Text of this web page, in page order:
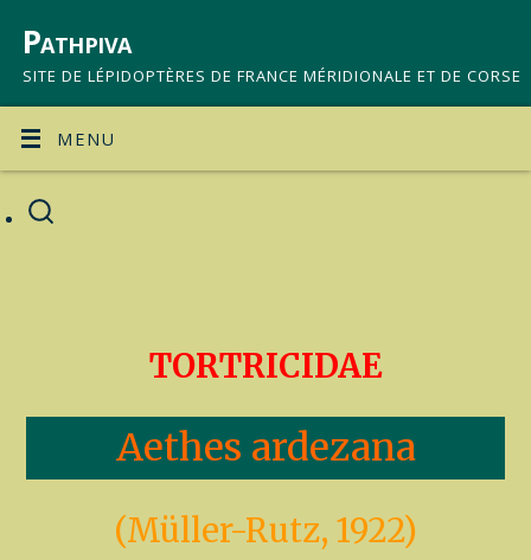
Pathpiva
SITE DE LÉPIDOPTÈRES DE FRANCE MÉRIDIONALE ET DE CORSE
MENU
TORTRICIDAE
Aethes ardezana
(Müller-Rutz, 1922)